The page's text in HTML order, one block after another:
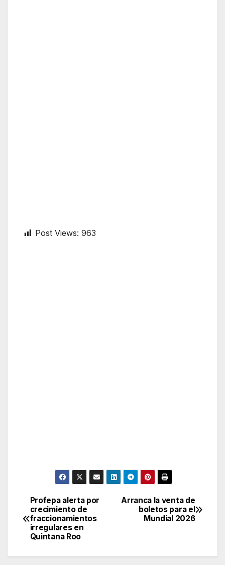
Post Views: 963
Post
navigation
Arranca la venta de
boletos para el
Mundial 2026
Profepa alerta por
crecimiento de
fraccionamientos
irregulares en
Quintana Roo